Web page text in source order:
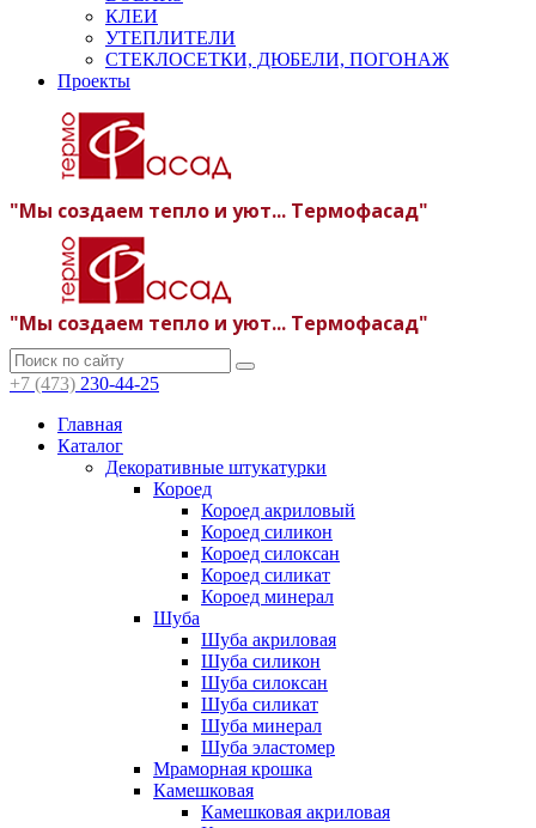
КЛЕИ
УТЕПЛИТЕЛИ
СТЕКЛОСЕТКИ, ДЮБЕЛИ, ПОГОНАЖ
Проекты
"Мы создаем тепло и уют... Термофасад"
"Мы создаем тепло и уют... Термофасад"
+7 (473) 230-44-25
Главная
Каталог
Декоративные штукатурки
Короед
Короед акриловый
Короед силикон
Короед силоксан
Короед силикат
Короед минерал
Шуба
Шуба акриловая
Шуба силикон
Шуба силоксан
Шуба силикат
Шуба минерал
Шуба эластомер
Мраморная крошка
Камешковая
Камешковая акриловая